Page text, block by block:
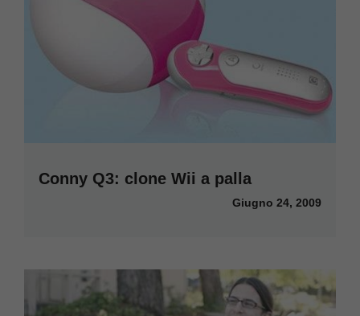
Conny Q3: clone Wii a palla
Giugno 24, 2009